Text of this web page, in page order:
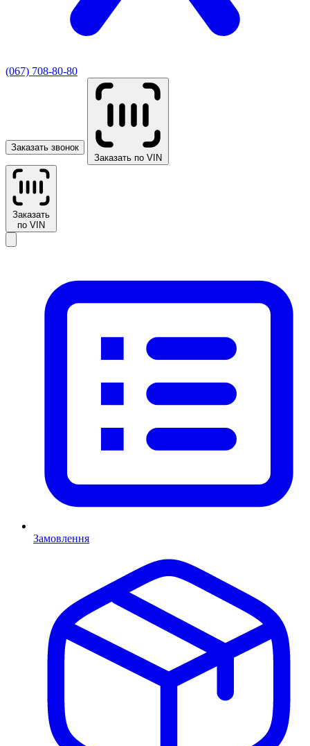
(067) 708-80-80
Заказать звонок
Заказать по VIN
Заказать
по VIN
Замовлення